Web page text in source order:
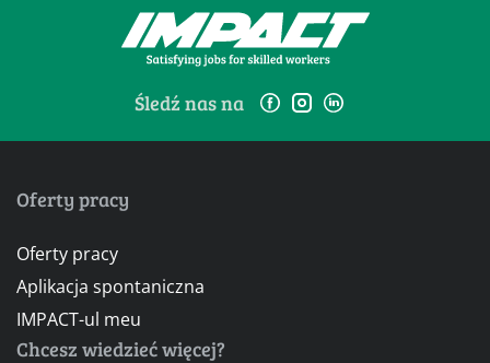
Śledź nas na
Oferty pracy
Oferty pracy
Aplikacja spontaniczna
IMPACT-ul meu
Chcesz wiedzieć więcej?